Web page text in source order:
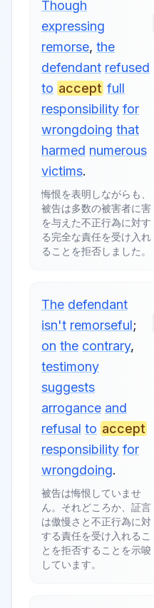
Though
expressing
remorse, the
defendant refused
to accept full
responsibility for
wrongdoing that
harmed numerous
victims.
悔恨を表明しながらも、
被告は多数の被害者に害
を与えた不正行為に対す
る完全な責任を受け入れ
ることを拒否しました。
The defendant
isn't remorseful;
on the contrary,
testimony
suggests
arrogance and
refusal to accept
responsibility for
wrongdoing.
被告は悔恨していませ
ん。それどころか、証言
は傲慢さと不正行為に対
する責任を受け入れるこ
とを拒否することを示唆
しています。